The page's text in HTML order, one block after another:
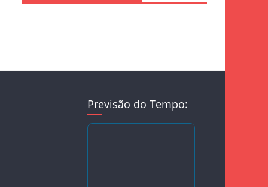
Previsão do Tempo: